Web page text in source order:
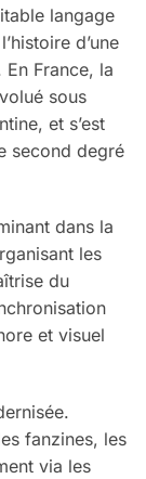
langage
d’une
En France, la
sous
et s’est
second degré
dans la
les
du
et visuel
fanzines, les
via les